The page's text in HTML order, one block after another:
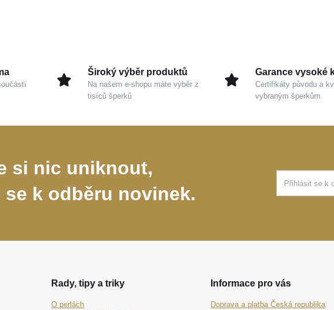
Široký výběr produktů
Na našem e-shopu máte výběr z
tisíců šperků
Garance vysoké
Certifikáty původu a
vybraným šperkům
si nic uniknout,
k odběru novinek.
Rady, tipy a triky
O perlách
Informace pro vás
Doprava a platba Česká republika